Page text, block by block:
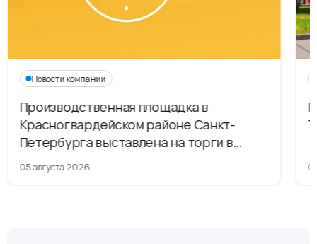
Новости компании
Производственная площадка в
Красногвардейском районе Санкт-
Петербурга выставлена на торги в
рамках приватизации
05 августа 2026